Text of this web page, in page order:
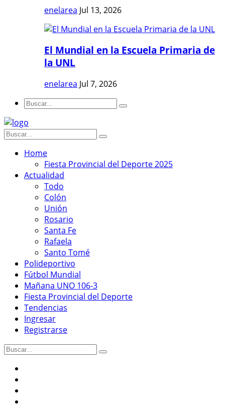
enelarea Jul 13, 2026
El Mundial en la Escuela Primaria de
la UNL
enelarea Jul 7, 2026
Home
Fiesta Provincial del Deporte 2025
Actualidad
Todo
Colón
Unión
Rosario
Santa Fe
Rafaela
Santo Tomé
Polideportivo
Fútbol Mundial
Mañana UNO 106-3
Fiesta Provincial del Deporte
Tendencias
Ingresar
Registrarse